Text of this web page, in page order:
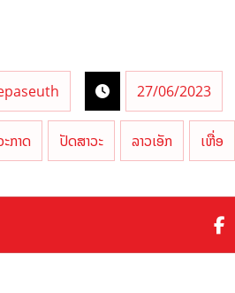
27/06/2023
ກາດ ປັດສາວະ ລາວເອັກ ເຫື່ອ